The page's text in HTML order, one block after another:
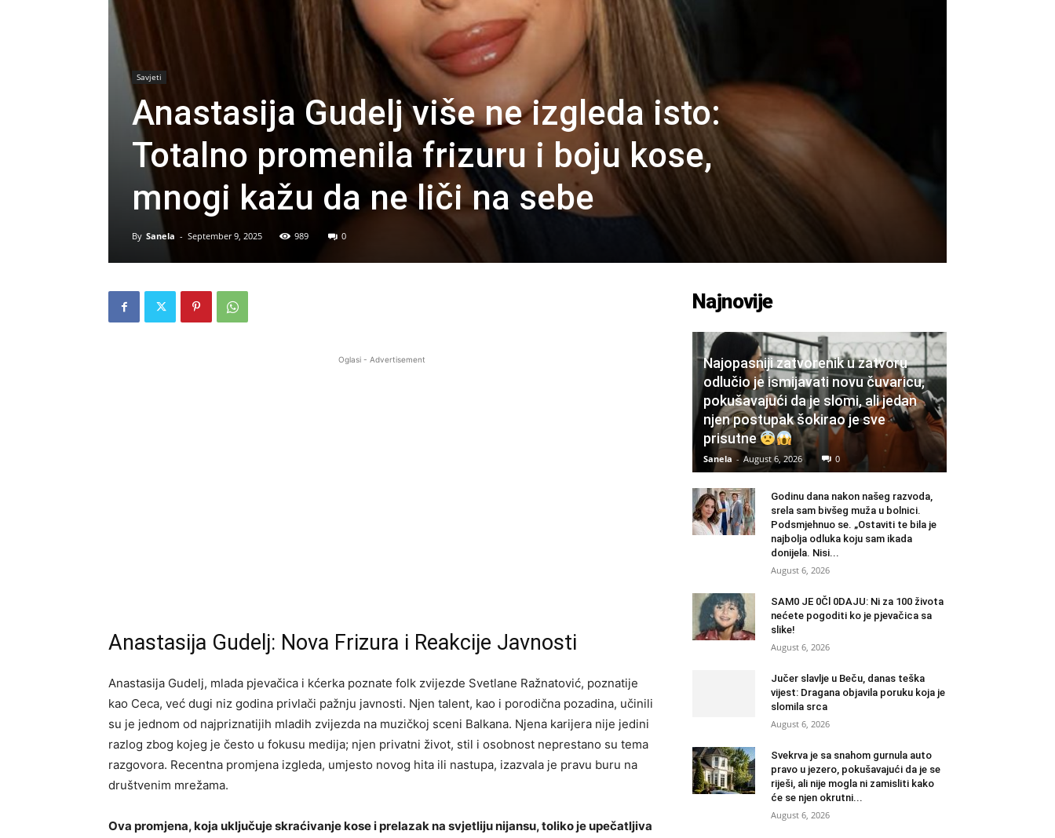
Savjeti
Anastasija Gudelj više ne izgleda isto:
Totalno promenila frizuru i boju kose,
mnogi kažu da ne liči na sebe
By Sanela - September 9, 2025 989 0
Oglasi - Advertisement
Anastasija Gudelj: Nova Frizura i Reakcije Javnosti
Anastasija Gudelj, mlada pjevačica i kćerka poznate folk zvijezde Svetlane Ražnatović, poznatije
kao Ceca, već dugi niz godina privlači pažnju javnosti. Njen talent, kao i porodična pozadina, učinili
su je jednom od najpriznatijih mladih zvijezda na muzičkoj sceni Balkana. Njena karijera nije jedini
razlog zbog kojeg je često u fokusu medija; njen privatni život, stil i osobnost neprestano su tema
razgovora. Recentna promjena izgleda, umjesto novog hita ili nastupa, izazvala je pravu buru na
društvenim mrežama.
Ova promjena, koja uključuje skraćivanje kose i prelazak na svjetliju nijansu, toliko je upečatljiva
Najnovije
Najopasniji zatvorenik u zatvoru
odlučio je ismijavati novu čuvaricu,
pokušavajući da je slomi, ali jedan
njen postupak šokirao je sve
prisutne
Sanela - August 6, 2026 0
Godinu dana nakon našeg razvoda,
srela sam bivšeg muža u bolnici.
Podsmjehnuo se. „Ostaviti te bila je
najbolja odluka koju sam ikada
donijela. Nisi...
August 6, 2026
SAM0 JE 0Čl 0DAJU: Ni za 100 života
nećete pogoditi ko je pjevačica sa
slike!
August 6, 2026
Jučer slavlje u Beču, danas teška
vijest: Dragana objavila poruku koja je
slomila srca
August 6, 2026
Svekrva je sa snahom gurnula auto
pravo u jezero, pokušavajući da je se
riješi, ali nije mogla ni zamisliti kako
će se njen okrutni...
August 6, 2026